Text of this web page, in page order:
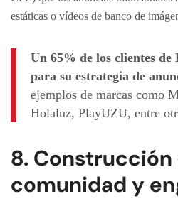
estáticas o vídeos de banco de
Un 65% de los clientes
para su estrategia de
ejemplos de marcas como
Holaluz, PlayUZU, entre
8. Construcción
comunidad y